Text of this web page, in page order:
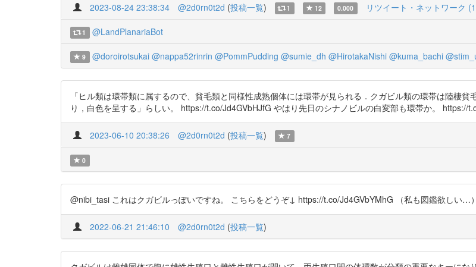
2023-08-24 23:38:34 @2d0rn0t2d (投稿一覧) 1 12 0.000 リツイート・ネットワーク
1 @LandPlanariaBot
9 @doroirotsukai @nappa52rinrin @PommPudding @sumie_dh @HirotakaNishi @kuma_bachi
「ヒル類は環帯類に属するので、貧毛類と同様性成熟個体には環帯が見られる．クガビル類の環帯は陸棲
り，白色を呈する」らしい。 https://t.co/Jd4GVbHJfG やはり先日のシナノビルの白変部も環帯か。 https://
2023-06-10 20:38:26 @2d0rn0t2d (投稿一覧) 7
0
@nibi_tasi これはクガビルっぽいですね。 こちらをどうぞ↓ https://t.co/Jd4GVbYMhG （私も図鑑欲しい…）
2022-06-21 21:46:10 @2d0rn0t2d (投稿一覧)